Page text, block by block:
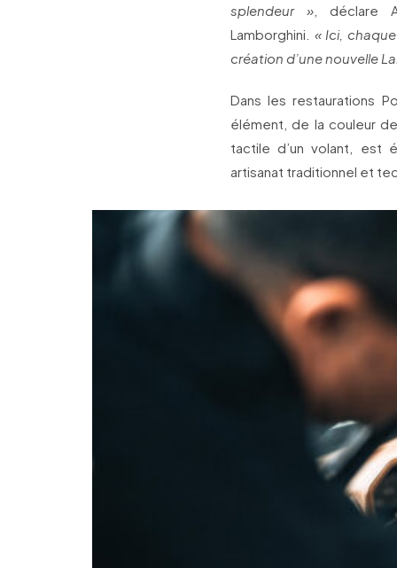
splendeur » , déclare
Lamborghini. « Ici,
création d’une nouvelle
Dans les restaurations
élément, de la couleur
tactile d’un volant, est
artisanat traditionnel et